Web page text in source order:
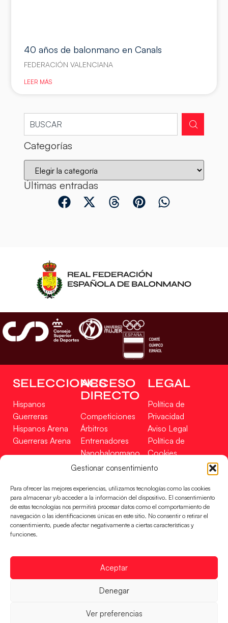
Gestionar consentimiento
Para ofrecer las mejores experiencias, utilizamos tecnologías como las cookies
para almacenar y/o acceder a la información del dispositivo. El consentimiento
de estas tecnologías nos permitirá procesar datos como el comportamiento de
navegación o las identificaciones únicas en este sitio. No consentir o retirar el
consentimiento, puede afectar negativamente a ciertas características y
funciones.
Aceptar
Denegar
Ver preferencias
40 años de balonmano en Canals
FEDERACIÓN VALENCIANA
LEER MÁS
Categorías
Últimas entradas
SELECCIONES
Hispanos
Guerreras
Hispanos Arena
Guerreras Arena
ACCESO
DIRECTO
Competiciones
Árbitros
Entrenadores
Nanobalonmano
Tienda
LEGAL
Política de
Privacidad
Aviso Legal
Política de
Cookies
Mapa Web
Incidencias
CONTACTO
EN
FINANCIADO
RFEBM © 2024. Todos los derechos reservados –
Desarrollado por